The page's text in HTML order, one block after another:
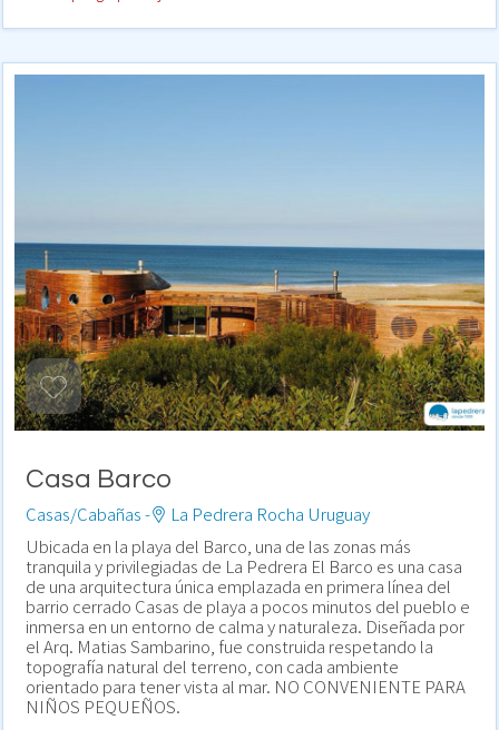
Casa Barco
Casas/Cabañas -
La Pedrera Rocha Uruguay
Ubicada en la playa del Barco, una de las zonas más
tranquila y privilegiadas de La Pedrera El Barco es una casa
de una arquitectura única emplazada en primera línea del
barrio cerrado Casas de playa a pocos minutos del pueblo e
inmersa en un entorno de calma y naturaleza. Diseñada por
el Arq. Matias Sambarino, fue construida respetando la
topografía natural del terreno, con cada ambiente
orientado para tener vista al mar. NO CONVENIENTE PARA
NIÑOS PEQUEÑOS.